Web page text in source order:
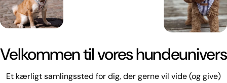
Velkommen til vores hundeunivers
Et kærligt samlingssted for dig, der gerne vil vide (og give)